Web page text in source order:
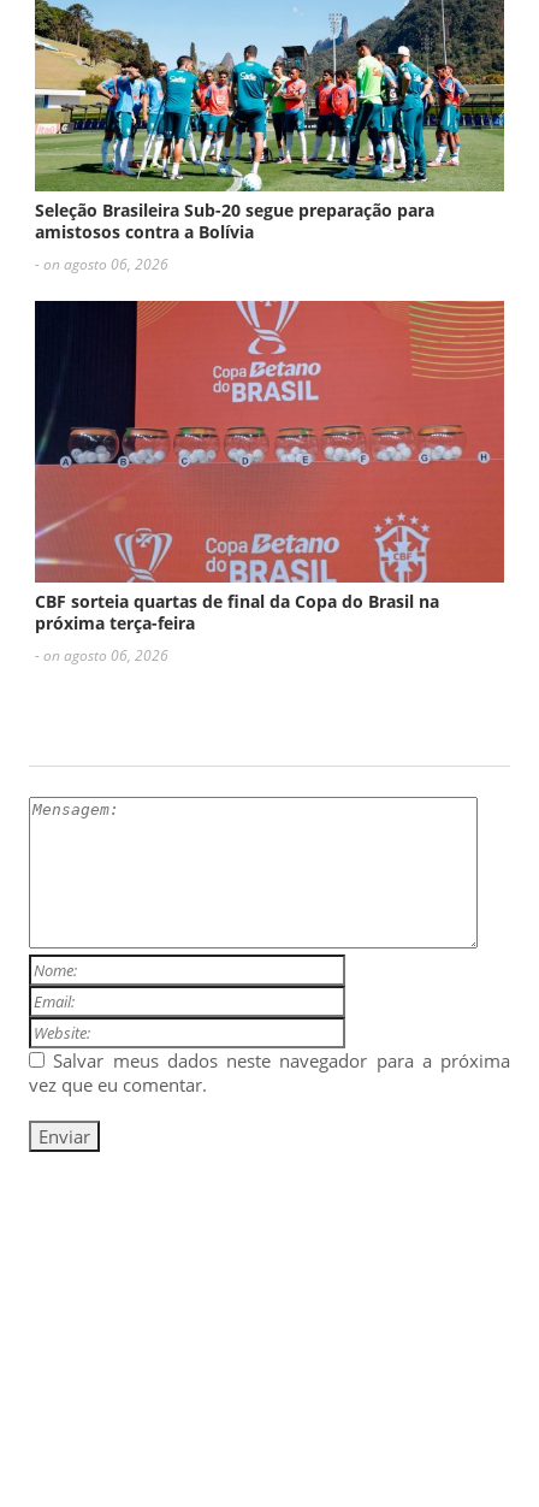
Seleção Brasileira Sub-20 segue preparação para
amistosos contra a Bolívia
- on agosto 06, 2026
CBF sorteia quartas de final da Copa do Brasil na
próxima terça-feira
- on agosto 06, 2026
Salvar meus dados neste navegador para a próxima
vez que eu comentar.